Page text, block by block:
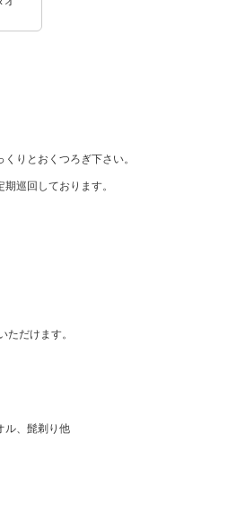
りとおくつろぎ下さい。
巡回しております。
だけます。
ル、髭剃り他